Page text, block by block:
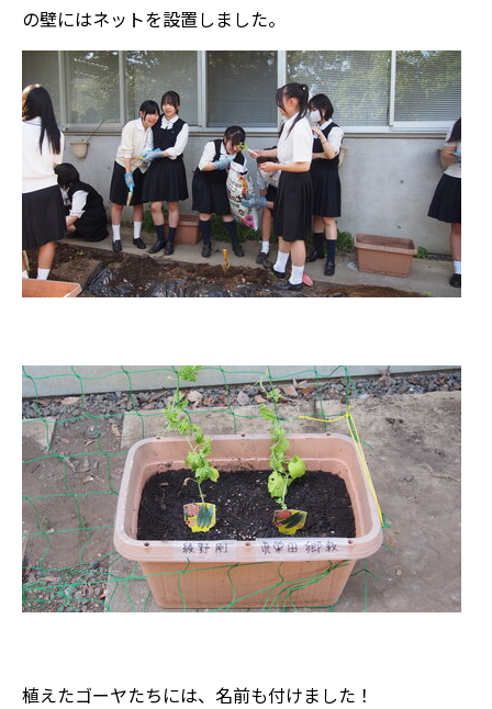
の壁にはネットを設置しました。
植えたゴーヤたちには、名前も付けました！